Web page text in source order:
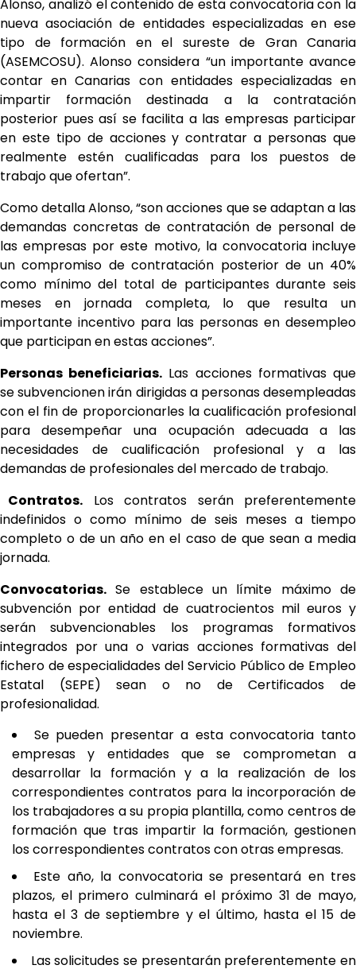
Alonso, analizó el contenido de esta convocatoria con la
nueva asociación de entidades especializadas en ese
tipo de formación en el sureste de Gran Canaria
(ASEMCOSU). Alonso considera “un importante avance
contar en Canarias con entidades especializadas en
impartir formación destinada a la contratación
posterior pues así se facilita a las empresas participar
en este tipo de acciones y contratar a personas que
realmente estén cualificadas para los puestos de
trabajo que ofertan”.
Como detalla Alonso, “son acciones que se adaptan a las
demandas concretas de contratación de personal de
las empresas por este motivo, la convocatoria incluye
un compromiso de contratación posterior de un 40%
como mínimo del total de participantes durante seis
meses en jornada completa, lo que resulta un
importante incentivo para las personas en desempleo
que participan en estas acciones”.
Personas beneficiarias. Las acciones formativas que
se subvencionen irán dirigidas a personas desempleadas
con el fin de proporcionarles la cualificación profesional
para desempeñar una ocupación adecuada a las
necesidades de cualificación profesional y a las
demandas de profesionales del mercado de trabajo.
Contratos. Los contratos serán preferentemente
indefinidos o como mínimo de seis meses a tiempo
completo o de un año en el caso de que sean a media
jornada.
Convocatorias. Se establece un límite máximo de
subvención por entidad de cuatrocientos mil euros y
serán subvencionables los programas formativos
integrados por una o varias acciones formativas del
fichero de especialidades del Servicio Público de Empleo
Estatal (SEPE) sean o no de Certificados de
profesionalidad.
Se pueden presentar a esta convocatoria tanto
empresas y entidades que se comprometan a
desarrollar la formación y a la realización de los
correspondientes contratos para la incorporación de
los trabajadores a su propia plantilla, como centros de
formación que tras impartir la formación, gestionen
los correspondientes contratos con otras empresas.
Este año, la convocatoria se presentará en tres
plazos, el primero culminará el próximo 31 de mayo,
hasta el 3 de septiembre y el último, hasta el 15 de
noviembre.
Las solicitudes se presentarán preferentemente en